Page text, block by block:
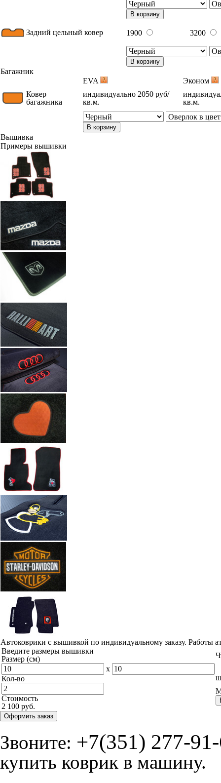
В корзину
Задний цельный ковер 1900 3200
В корзину
Багажник
EVA
Эконом
Ковер
багажника
индивидуально 2050 руб/
кв.м.
кв.м.
В корзину
Вышивка
Примеры вышивки
Автоковрики с вышивкой по индивидуальному заказу. Работы
Введите размеры вышивки
Размер (см)
x
Кол-во
Стоимость
2 100 руб.
Оформить заказ
Звоните: +7(351) 277-
купить коврик в машину.